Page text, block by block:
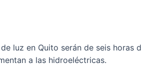
luz en Quito serán de seis horas
a las hidroeléctricas.